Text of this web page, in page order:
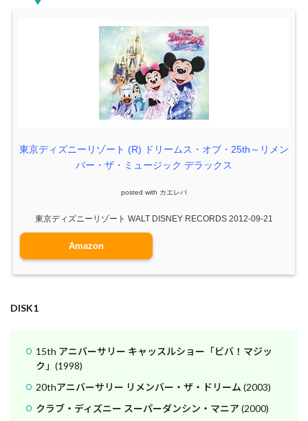
東京ディズニーリゾート (R) ドリームス・オブ・25th～リメン
バー・ザ・ミュージック デラックス
posted with カエレバ
東京ディズニーリゾート WALT DISNEY RECORDS 2012-09-21
Amazon
DISK1
15th アニバーサリー キャッスルショー「ビバ！マジッ
ク」(1998)
20thアニバーサリー リメンバー・ザ・ドリーム (2003)
クラブ・ディズニー スーパーダンシン・マニア (2000)